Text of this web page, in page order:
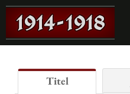
Titel